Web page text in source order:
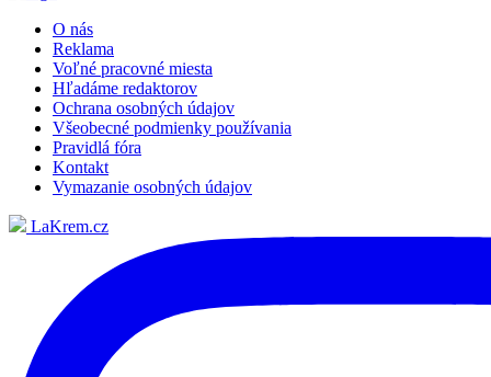
O nás
Reklama
Voľné pracovné miesta
Hľadáme redaktorov
Ochrana osobných údajov
Všeobecné podmienky používania
Pravidlá fóra
Kontakt
Vymazanie osobných údajov
LaKrem.cz